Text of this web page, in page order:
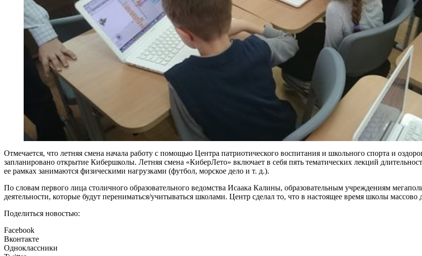
Отмечается, что летняя смена начала работу с помощью Центра патриотического воспитания и школьного спорта и
запланировано открытие Кибершколы. Летняя смена «КиберЛето» включает в себя пять тематических лекций
ее рамках занимаются физическими нагрузками (футбол, морское дело и т. д.).
По словам первого лица столичного образовательного ведомства Исаака Калины, образовательным учреждениям
деятельности, которые будут перениматься/учитываться школами. Центр сделал то, что в настоящее время школы
Поделиться новостью:
Facebook
Вконтакте
Одноклассники